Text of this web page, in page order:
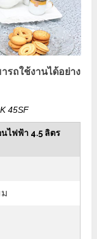
รถใช้งานได้อย่าง
45SF
ไฟฟ้า 4.5 ลิตร